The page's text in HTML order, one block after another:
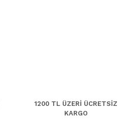
1200 TL ÜZERİ ÜCRETSİZ
KARGO